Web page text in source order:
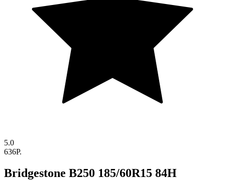
5.0
636P.
Bridgestone B250 185/60R15 84H